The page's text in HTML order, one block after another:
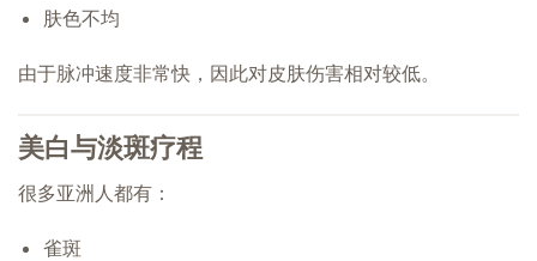
肤色不均
由于脉冲速度非常快，因此对皮肤伤害相对较低。
美白与淡斑疗程
很多亚洲人都有：
雀斑